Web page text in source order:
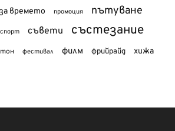
времето промоция пътуване
спорт съвети състезание
фестивал филм фрийрайд хижа